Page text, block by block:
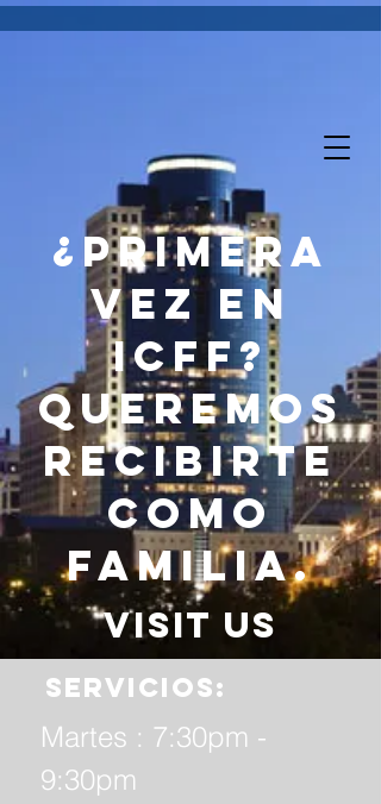
¿Primera
vez en
ICFF?
Queremos
recibirte
como
familia.
Visit us
servicios:
Martes : 7:30pm -
9:30pm